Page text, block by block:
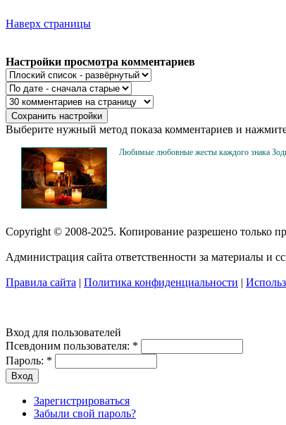
Наверх страницы
Настройки просмотра комментариев
Выберите нужный метод показа комментариев и
Любимые любовные жесты каждого знака
Copyright © 2008-2025. Копирование разрешено только
Администрация сайта ответственности за материалы и
Правила сайта | Политика конфиденциальности |
Вход для пользователей
Псевдоним пользователя: *
Пароль: *
Зарегистрироваться
Забыли свой пароль?